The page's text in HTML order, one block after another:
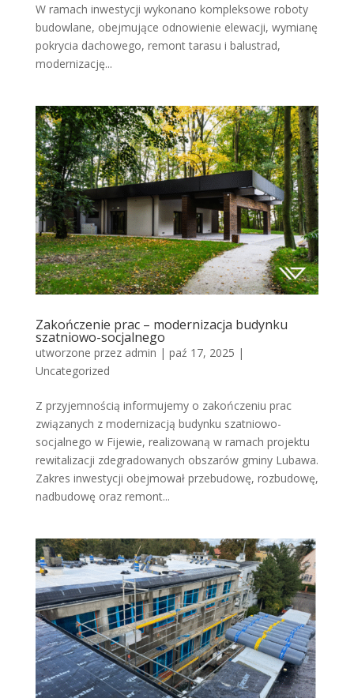
W ramach inwestycji wykonano kompleksowe roboty
budowlane, obejmujące odnowienie elewacji, wymianę
pokrycia dachowego, remont tarasu i balustrad,
modernizację...
Zakończenie prac – modernizacja budynku
szatniowo-socjalnego
utworzone przez admin | paź 17, 2025 |
Uncategorized
Z przyjemnością informujemy o zakończeniu prac
związanych z modernizacją budynku szatniowo-
socjalnego w Fijewie, realizowaną w ramach projektu
rewitalizacji zdegradowanych obszarów gminy Lubawa.
Zakres inwestycji obejmował przebudowę, rozbudowę,
nadbudowę oraz remont...